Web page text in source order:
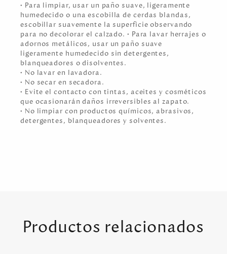
• Para limpiar, usar un paño suave, ligeramente
humedecido o una escobilla de cerdas blandas,
escobillar suavemente la superficie observando
para no decolorar el calzado. • Para lavar herrajes o
adornos metálicos, usar un paño suave
ligeramente humedecido sin detergentes,
blanqueadores o disolventes.
• No lavar en lavadora.
• No secar en secadora.
• Evite el contacto con tintas, aceites y cosméticos
que ocasionarán daños irreversibles al zapato.
• No limpiar con productos químicos, abrasivos,
detergentes, blanqueadores y solventes.
Productos relacionados